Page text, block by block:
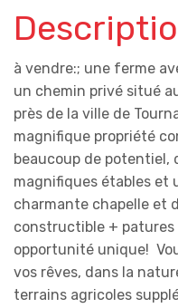
à vendre:; une ferme
un chemin privé situé
près de la ville de
magnifique propriété
beaucoup de potentiel,
magnifiques étables et
charmante chapelle et
constructible +
opportunité unique!
vos rêves, dans la
terrains agricoles